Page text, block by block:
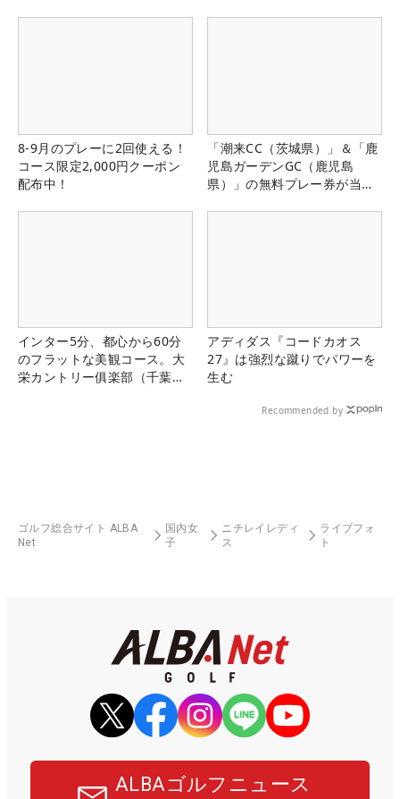
8-9月のプレーに2回使える！
コース限定2,000円クーポン
配布中！
「潮来CC（茨城県）」＆「鹿
児島ガーデンGC（鹿児島
県）」の無料プレー券が当た
インター5分、都心から60分
のフラットな美観コース。大
栄カントリー俱楽部（千葉
アディダス『コードカオス
27』は強烈な蹴りでパワーを
生む
Recommended by
ゴルフ総合サイト ALBA
Net
国内女
子
ニチレイレディ
ス
ライブフォ
ト
ALBAゴルフニュース